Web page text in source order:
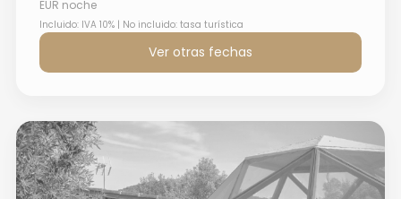
EUR noche
Incluido: IVA 10% | No incluido: tasa turística
Ver otras fechas